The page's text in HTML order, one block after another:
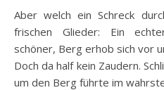
Aber welch ein Schreck
frischen Glieder: Ein
schöner, Berg erhob sich vor
Doch da half kein Zaudern.
um den Berg führte im